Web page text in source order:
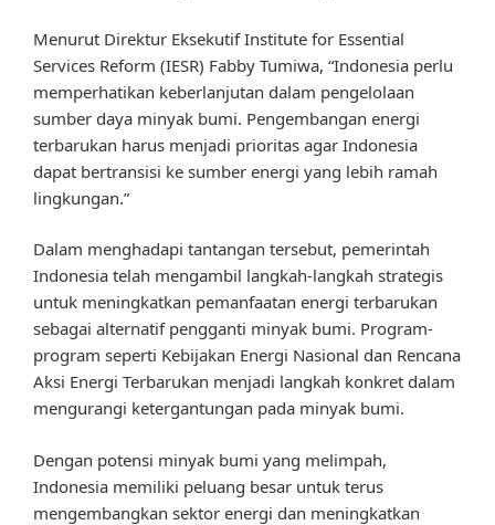
Menurut Direktur Eksekutif Institute for Essential
Services Reform (IESR) Fabby Tumiwa, “Indonesia perlu
memperhatikan keberlanjutan dalam pengelolaan
sumber daya minyak bumi. Pengembangan energi
terbarukan harus menjadi prioritas agar Indonesia
dapat bertransisi ke sumber energi yang lebih ramah
lingkungan.”
Dalam menghadapi tantangan tersebut, pemerintah
Indonesia telah mengambil langkah-langkah strategis
untuk meningkatkan pemanfaatan energi terbarukan
sebagai alternatif pengganti minyak bumi. Program-
program seperti Kebijakan Energi Nasional dan Rencana
Aksi Energi Terbarukan menjadi langkah konkret dalam
mengurangi ketergantungan pada minyak bumi.
Dengan potensi minyak bumi yang melimpah,
Indonesia memiliki peluang besar untuk terus
mengembangkan sektor energi dan meningkatkan